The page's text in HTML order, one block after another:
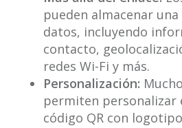
pueden almacenar
datos, incluyendo
contacto,
redes Wi-Fi y más.
Personalización:
permiten personalizar
código QR con